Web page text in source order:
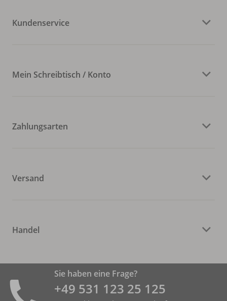
Kundenservice
Mein Schreibtisch / Konto
Zahlungsarten
Versand
Handel
Sie haben eine Frage?
+49 531 ­123 25 125